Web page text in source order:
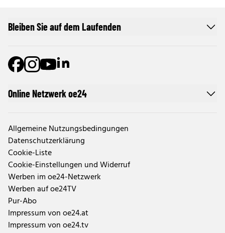
Online Netzwerk oe24
Allgemeine Nutzungsbedingungen
Datenschutzerklärung
Cookie-Liste
Cookie-Einstellungen und Widerruf
Werben im oe24-Netzwerk
Werben auf oe24TV
Pur-Abo
Impressum von oe24.at
Impressum von oe24.tv
Bleiben Sie auf dem Laufenden